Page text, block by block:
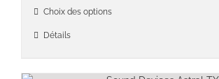
Choix des options
Détails